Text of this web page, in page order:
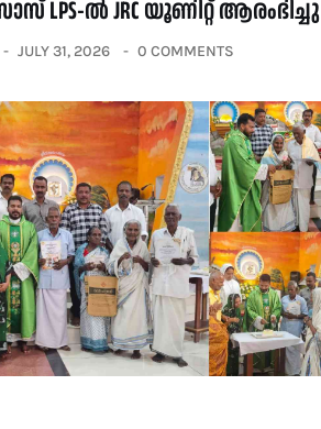
LPS-ൽ JRC യൂണിറ്റ് ആരംഭിച്ചു
JULY 31, 2026 0 COMMENTS